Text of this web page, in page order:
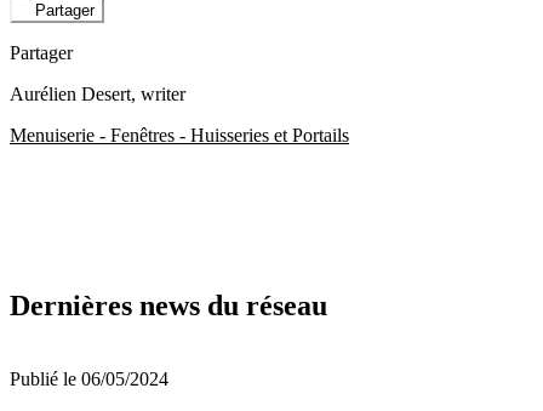
Partager
Partager
Aurélien Desert, writer
Menuiserie - Fenêtres - Huisseries et Portails
Dernières news du réseau
Publié le 06/05/2024